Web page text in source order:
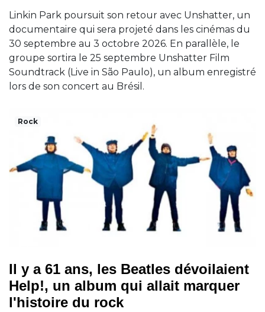
Linkin Park poursuit son retour avec Unshatter, un
documentaire qui sera projeté dans les cinémas du
30 septembre au 3 octobre 2026. En parallèle, le
groupe sortira le 25 septembre Unshatter Film
Soundtrack (Live in São Paulo), un album enregistré
lors de son concert au Brésil.
Rock
Il y a 61 ans, les Beatles dévoilaient
Help!, un album qui allait marquer
l'histoire du rock